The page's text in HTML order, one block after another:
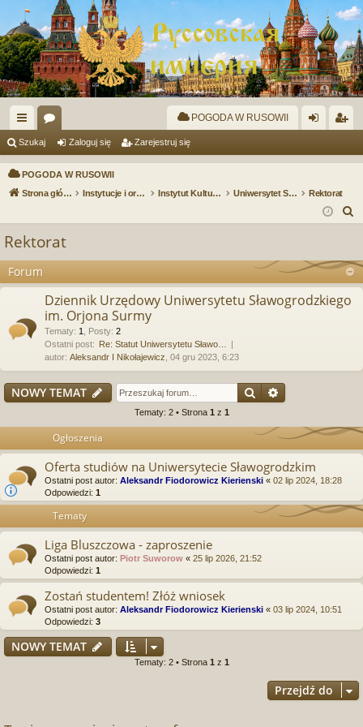
ię
ce
j
or
a
POGODA W RUSOWII
og
uj
ej
es
tru
si
ę
Szukaj Zaloguj się Zarejestruj się
POGODA W RUSOWII
Strona główna
Instytucje i organizacje Instytut Kultury i Sportu Rusowii Uniwersytet Sławogrodzki im. Orjona Surmy
Rektorat
k
a
Rektorat
Forum
Dziennik Urzędowy Uniwersytetu Sławogrodzkiego
im. Orjona Surmy
Tematy: 1 Posty: 2
Ostatni post: Re: Statut Uniwersytetu Sławo…
autor: Aleksandr I Nikołajewicz , 04 gru 2023, 6:23
NOWY TEMAT Szukaj
Tematy: 2 • Strona 1 z 1
Ogłoszenia
Oferta studiów na Uniwersytecie Sławogrodzkim
Ostatni post autor: Aleksandr Fiodorowicz Kierienski « 02 lip 2024, 18:28
Odpowiedzi: 1
Tematy
Liga Bluszczowa - zaproszenie
Ostatni post autor: Piotr Suworow « 25 lip 2026, 21:52
Odpowiedzi: 1
Zostań studentem! Złóż wniosek
Ostatni post autor: Aleksandr Fiodorowicz Kierienski « 03 lip 2024, 10:51
Odpowiedzi: 3
NOWY TEMAT
Tematy: 2 • Strona 1 z 1
Przejdź do